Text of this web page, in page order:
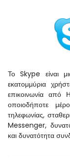
Το Skype είναι
εκατομμύρια
επικοινωνία
οποιοδήποτε
τηλεφωνίας,
Messenger,
και δυνατότητα